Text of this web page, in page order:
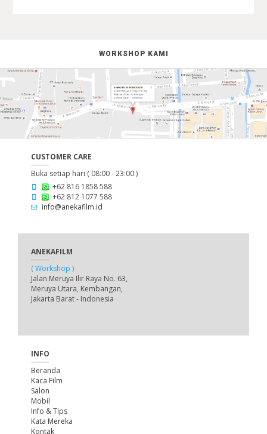
WORKSHOP KAMI
CUSTOMER CARE
Buka setiap hari ( 08:00 - 23:00 )
+62 816 1858 588
+62 812 1077 588
info@anekafilm.id
ANEKAFILM
( Workshop )
Jalan Meruya Ilir Raya No. 63,
Meruya Utara, Kembangan,
Jakarta Barat - Indonesia
INFO
Beranda
Kaca Film
Salon
Mobil
Info & Tips
Kata Mereka
Kontak